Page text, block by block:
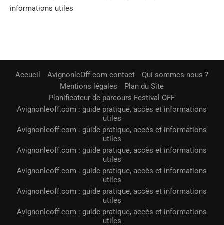
informations utiles
Accueil AvignonleOff.com contact
Qui sommes-nous ?
Mentions légales
Plan du Site
Planificateur de parcours Festival OFF
Avignonleoff.com : guide pratique, accès et informations
utiles
Avignonleoff.com : guide pratique, accès et informations
utiles
Avignonleoff.com : guide pratique, accès et informations
utiles
Avignonleoff.com : guide pratique, accès et informations
utiles
Avignonleoff.com : guide pratique, accès et informations
utiles
Avignonleoff.com : guide pratique, accès et informations
utiles